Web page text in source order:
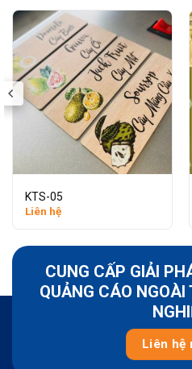
KTS-05
Liên hệ
CUNG CẤP GIẢI
QUẢNG CÁO NGOÀI
Liên hệ